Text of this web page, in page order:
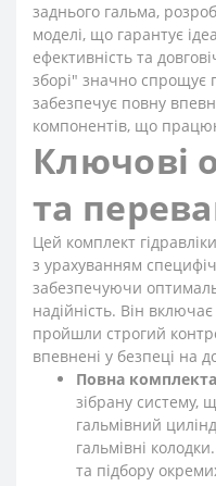
заднього гальма,
моделі, що гарантує
ефективність та
зборі" значно спрощує
забезпечує повну
компонентів, що
Ключові
та
Цей комплект
з урахуванням
забезпечуючи
надійність. Він
пройшли строгий
впевнені у безпеці на
Повна
зібрану систему,
гальмівний
гальмівні
та підбору